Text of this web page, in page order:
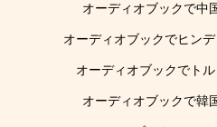
オーディオブックで中
オーディオブックでヒン
オーディオブックでト
オーディオブックで韓